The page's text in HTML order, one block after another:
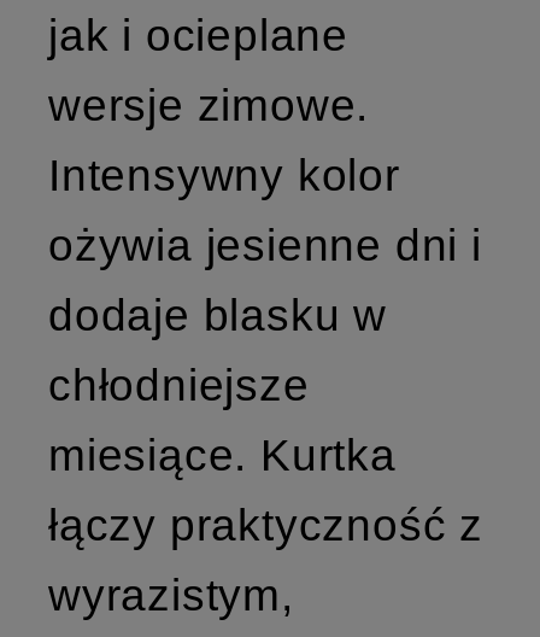
jak i ocieplane
wersje zimowe.
Intensywny kolor
ożywia jesienne dni i
dodaje blasku w
chłodniejsze
miesiące. Kurtka
łączy praktyczność z
wyrazistym,